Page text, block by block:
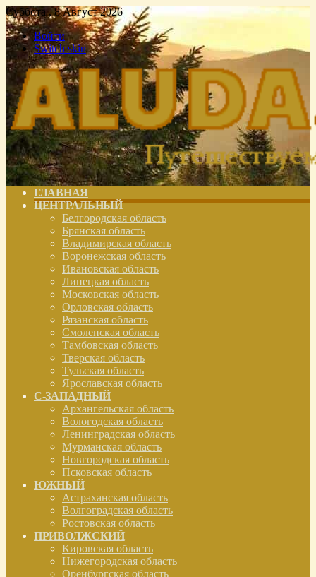
Суббота , 8 Август 2026
Войти
Switch skin
ГЛАВНАЯ
ЦЕНТРАЛЬНЫЙ
Белгородская область
Брянская область
Владимирская область
Воронежская область
Ивановская область
Липецкая область
Московская область
Орловская область
Рязанская область
Смоленская область
Тамбовская область
Тверская область
Тульская область
Ярославская область
С-ЗАПАДНЫЙ
Архангельская область
Вологодская область
Ленинградская область
Мурманская область
Новгородская область
Псковская область
ЮЖНЫЙ
Астраханская область
Волгоградская область
Ростовская область
ПРИВОЛЖСКИЙ
Кировская область
Нижегородская область
Оренбургская область